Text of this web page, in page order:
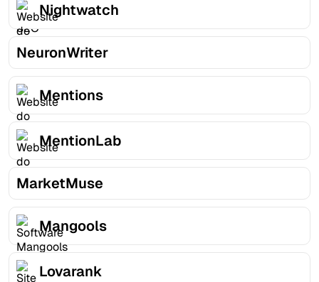
Nightwatch
NeuronWriter
Mentions
MentionLab
MarketMuse
Mangools
Lovarank